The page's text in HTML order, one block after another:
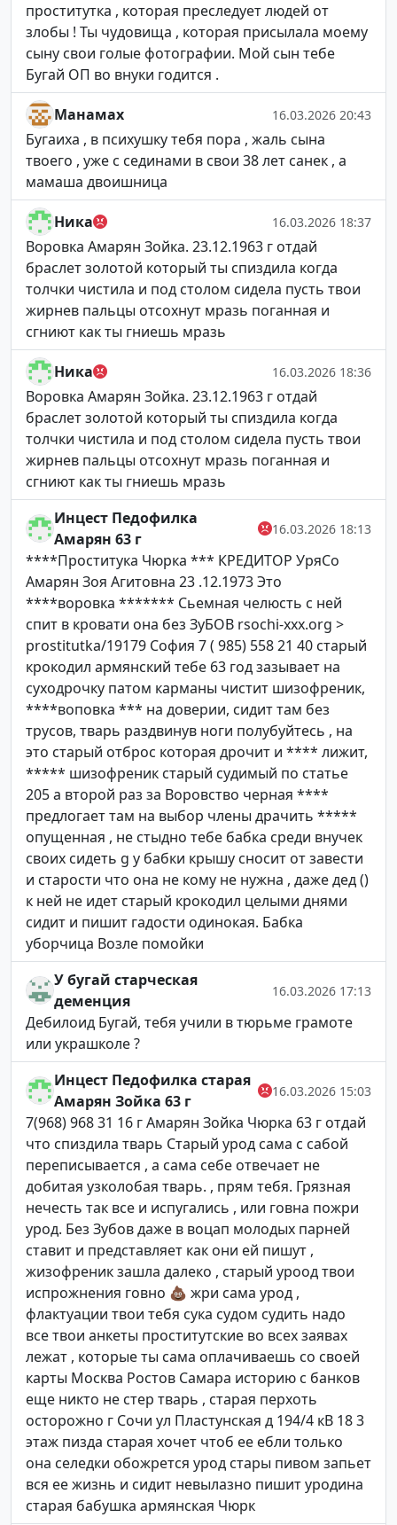
проститутка , которая преследует людей от
злобы ! Ты чудовища , которая присылала моему
сыну свои голые фотографии. Мой сын тебе
Бугай ОП во внуки годится .
Манамах 16.03.2026 20:43
Бугаиха , в психушку тебя пора , жаль сына
твоего , уже с сединами в свои 38 лет санек , а
мамаша двоишница
Ника 16.03.2026 18:37
Воровка Амарян Зойка. 23.12.1963 г отдай
браслет золотой который ты спиздила когда
толчки чистила и под столом сидела пусть твои
жирнев пальцы отсохнут мразь поганная и
сгниют как ты гниешь мразь
Ника 16.03.2026 18:36
Воровка Амарян Зойка. 23.12.1963 г отдай
браслет золотой который ты спиздила когда
толчки чистила и под столом сидела пусть твои
жирнев пальцы отсохнут мразь поганная и
сгниют как ты гниешь мразь
Инцест Педофилка
Амарян 63 г
16.03.2026 18:13
****Проститука Чюрка *** КРЕДИТОР УряСо
Амарян Зоя Агитовна 23 .12.1973 Это
****воровка ******* Сьемная челюсть с ней
спит в кровати она без ЗуБОВ rsochi-xxx.org >
prostitutka/19179 София 7 ( 985) 558 21 40 старый
крокодил армянский тебе 63 год зазывает на
суходрочку патом карманы чистит шизофреник,
****воповка *** на доверии, сидит там без
трусов, тварь раздвинув ноги полубуйтесь , на
это старый отброс которая дрочит и **** лижит,
***** шизофреник старый судимый по статье
205 а второй раз за Воровство черная ****
предлогает там на выбор члены драчить *****
опущенная , не стыдно тебе бабка среди внучек
своих сидеть g у бабки крышу сносит от завести
и старости что она не кому не нужна , даже дед ()
к ней не идет старый крокодил целыми днями
сидит и пишит гадости одинокая. Бабка
уборчица Возле помойки
У бугай старческая
деменция
16.03.2026 17:13
Дебилоид Бугай, тебя учили в тюрьме грамоте
или украшколе ?
Инцест Педофилка старая
Амарян Зойка 63 г
16.03.2026 15:03
7(968) 968 31 16 г Амарян Зойка Чюрка 63 г отдай
что спиздила тварь Старый урод сама с сабой
переписывается , а сама себе отвечает не
добитая узколобая тварь. , прям тебя. Грязная
нечесть так все и испугались , или говна пожри
урод. Без Зубов даже в воцап молодых парней
ставит и представляет как они ей пишут ,
жизофреник зашла далеко , старый уроод твои
испрожнения говно 💩 жри сама урод ,
флактуации твои тебя сука судом судить надо
все твои анкеты проститутские во всех заявах
лежат , которые ты сама оплачиваешь со своей
карты Москва Ростов Самара историю с банков
еще никто не стер тварь , старая перхоть
осторожно г Сочи ул Пластунская д 194/4 кВ 18 3
этаж пизда старая хочет чтоб ее ебли только
она селедки обожрется урод стары пивом запьет
вся ее жизнь и сидит невылазно пишит уродина
старая бабушка армянская Чюрк